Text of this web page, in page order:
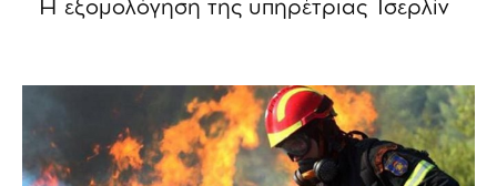
Η εξομολόγηση της υπηρέτριας Τσερλίν